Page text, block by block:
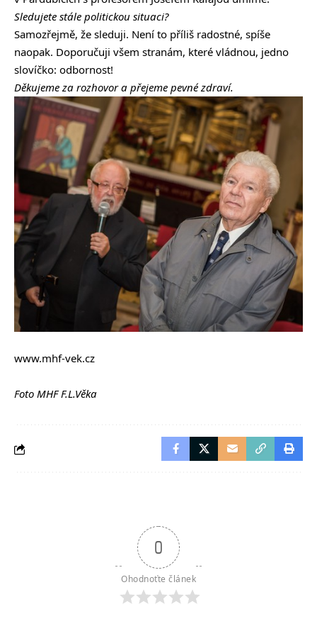
Sledujete stále politickou situaci?
Samozřejmě, že sleduji. Není to příliš radostné, spíše
naopak. Doporučuji všem stranám, které vládnou, jedno
slovíčko: odbornost!
Děkujeme za rozhovor a přejeme pevné zdraví.
www.mhf-vek.cz
Foto MHF F.L.Věka
0
Ohodnoťte článek